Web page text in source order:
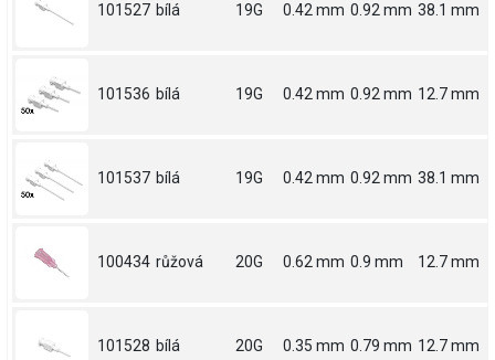
101527 bílá 19G 0.42 mm 0.92 mm 38.1 mm
101536 bílá 19G 0.42 mm 0.92 mm 12.7 mm
101537 bílá 19G 0.42 mm 0.92 mm 38.1 mm
100434 růžová 20G 0.62 mm 0.9 mm 12.7 mm
101528 bílá 20G 0.35 mm 0.79 mm 12.7 mm